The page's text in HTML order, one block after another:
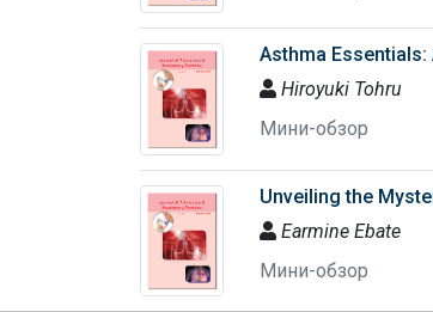
Asthma Essentials:
Hiroyuki Tohru
Мини-обзор
Unveiling the
Earmine Ebate
Мини-обзор